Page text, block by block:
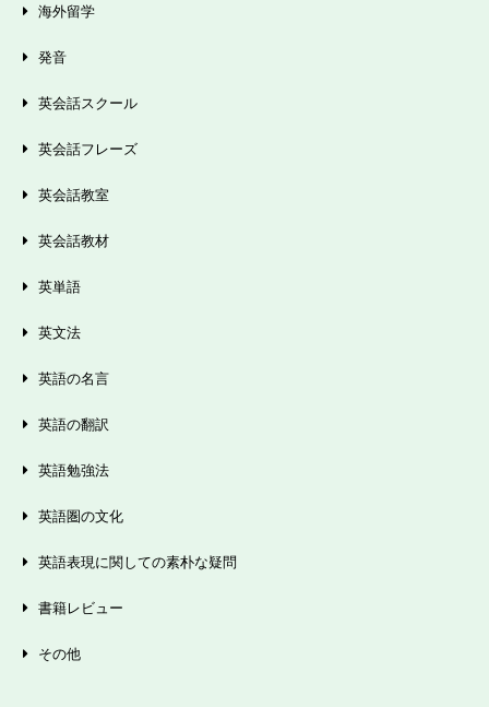
海外留学
発音
英会話スクール
英会話フレーズ
英会話教室
英会話教材
英単語
英文法
英語の名言
英語の翻訳
英語勉強法
英語圏の文化
英語表現に関しての素朴な疑問
書籍レビュー
その他